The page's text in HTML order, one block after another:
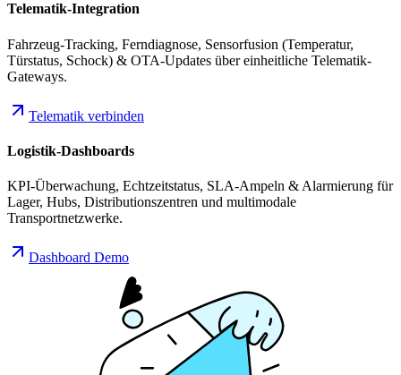
Telematik-Integration
Fahrzeug-Tracking, Ferndiagnose, Sensorfusion (Temperatur,
Türstatus, Schock) & OTA-Updates über einheitliche Telematik-
Gateways.
Telematik verbinden
Logistik-Dashboards
KPI-Überwachung, Echtzeitstatus, SLA-Ampeln & Alarmierung für
Lager, Hubs, Distributionszentren und multimodale
Transportnetzwerke.
Dashboard Demo